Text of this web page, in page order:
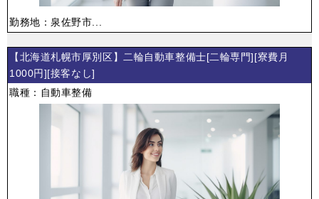
勤務地：泉佐野市...
【北海道札幌市厚別区】二輪自動車整備士[二輪専門][寮費月
1000円][接客なし]
職種：自動車整備